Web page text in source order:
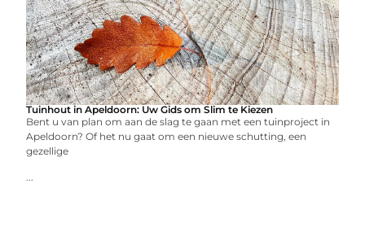
Tuinhout in Apeldoorn: Uw Gids om Slim te Kiezen
Bent u van plan om aan de slag te gaan met een tuinproject in
Apeldoorn? Of het nu gaat om een nieuwe schutting, een
gezellige
...